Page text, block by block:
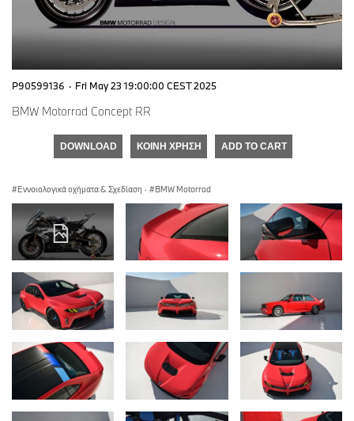
P90599136 · Fri May 23 19:00:00 CEST 2025
BMW Motorrad Concept RR
DOWNLOAD ΚΟΙΝΉ ΧΡΉΣΗ ADD TO CART
Εννοιολογικά οχήματα & Σχεδίαση · BMW Motorrad